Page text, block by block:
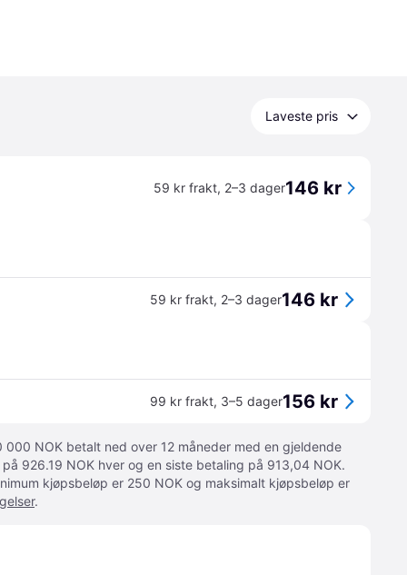
Laveste pris
59 kr frakt, 2–3 dager146 kr
59 kr frakt, 2–3 dager146 kr
99 kr frakt, 3–5 dager156 kr
000 NOK betalt ned over 12 måneder med en gjeldende
926.19 NOK hver og en siste betaling på 913,04 NOK.
kjøpsbeløp er 250 NOK og maksimalt kjøpsbeløp er
.